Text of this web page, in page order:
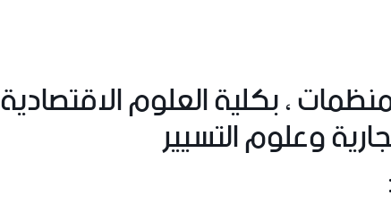
، بكلية العلوم الاقتصادية
وعلوم التسيير